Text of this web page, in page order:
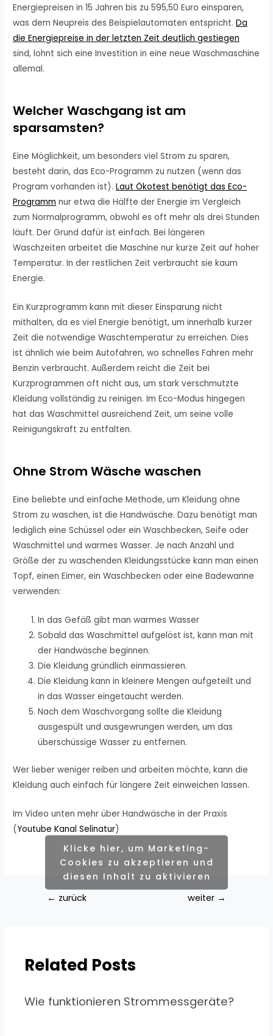
Energiepreisen in 15 Jahren bis zu 595,50 Euro einsparen,
was dem Neupreis des Beispielautomaten entspricht.Da
die Energiepreise in der letzten Zeit deutlich gestiegen
sind, lohnt sich eine Investition in eine neue Waschmaschine
allemal.
Welcher Waschgang ist am
sparsamsten?
Eine Möglichkeit, um besonders viel Strom zu sparen,
besteht darin, das Eco-Programm zu nutzen (wenn das
Program vorhanden ist).Laut Ökotest benötigt das Eco-
Programm nur etwa die Hälfte der Energie im Vergleich
zum Normalprogramm, obwohl es oft mehr als drei Stunden
läuft. Der Grund dafür ist einfach. Bei längeren
Waschzeiten arbeitet die Maschine nur kurze Zeit auf hoher
Temperatur. In der restlichen Zeit verbraucht sie kaum
Energie.
Ein Kurzprogramm kann mit dieser Einsparung nicht
mithalten, da es viel Energie benötigt, um innerhalb kurzer
Zeit die notwendige Waschtemperatur zu erreichen. Dies
ist ähnlich wie beim Autofahren, wo schnelles Fahren mehr
Benzin verbraucht. Außerdem reicht die Zeit bei
Kurzprogrammen oft nicht aus, um stark verschmutzte
Kleidung vollständig zu reinigen. Im Eco-Modus hingegen
hat das Waschmittel ausreichend Zeit, um seine volle
Reinigungskraft zu entfalten.
Ohne Strom Wäsche waschen
Eine beliebte und einfache Methode, um Kleidung ohne
Strom zu waschen, ist die Handwäsche. Dazu benötigt man
lediglich eine Schüssel oder ein Waschbecken, Seife oder
Waschmittel und warmes Wasser. Je nach Anzahl und
Größe der zu waschenden Kleidungsstücke kann man einen
Topf, einen Eimer, ein Waschbecken oder eine Badewanne
verwenden:
In das Gefäß gibt man warmes Wasser
Sobald das Waschmittel aufgelöst ist, kann man mit
der Handwäsche beginnen.
Die Kleidung gründlich einmassieren.
Die Kleidung kann in kleinere Mengen aufgeteilt und
in das Wasser eingetaucht werden.
Nach dem Waschvorgang sollte die Kleidung
ausgespült und ausgewrungen werden, um das
überschüssige Wasser zu entfernen.
Wer lieber weniger reiben und arbeiten möchte, kann die
Kleidung auch einfach für längere Zeit einweichen lassen.
Im Video unten mehr über Handwäsche in der Praxis
(Youtube Kanal Selinatur)
Klicke hier, um Marketing-
Cookies zu akzeptieren und
diesen Inhalt zu aktivieren
← zurück weiter →
Related Posts
Wie funktionieren Strommessgeräte?